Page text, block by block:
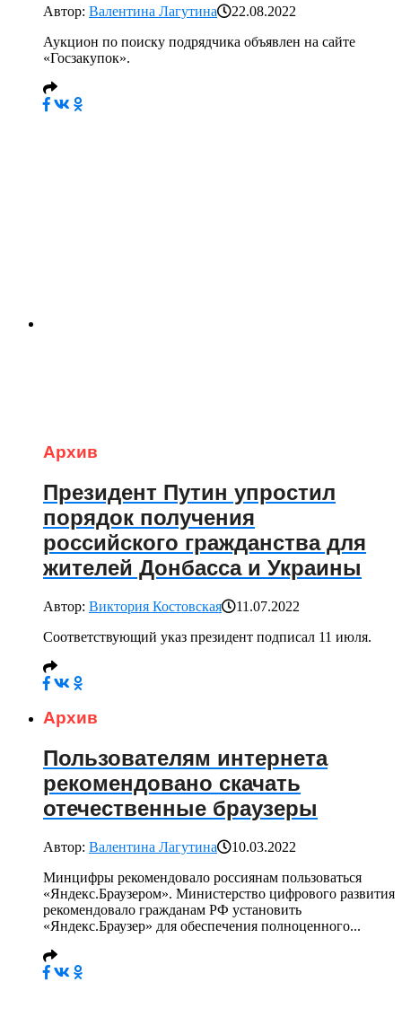
Автор: Валентина Лагутина
22.08.2022
Аукцион по поиску подрядчика объявлен на сайте
«Госзакупок».
Архив
Президент Путин упростил
порядок получения
российского гражданства для
жителей Донбасса и Украины
Автор: Виктория Костовская
11.07.2022
Соответствующий указ президент подписал 11 июля.
Архив
Пользователям интернета
рекомендовано скачать
отечественные браузеры
Автор: Валентина Лагутина
10.03.2022
Минцифры рекомендовало россиянам пользоваться
«Яндекс.Браузером». Министерство цифрового развития
рекомендовало гражданам РФ установить
«Яндекс.Браузер» для обеспечения полноценного...